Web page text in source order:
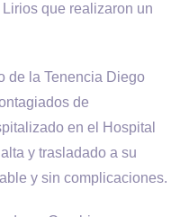
que realizaron un
de la Tenencia Diego
de
en el Hospital
y trasladado a su
y sin complicaciones.